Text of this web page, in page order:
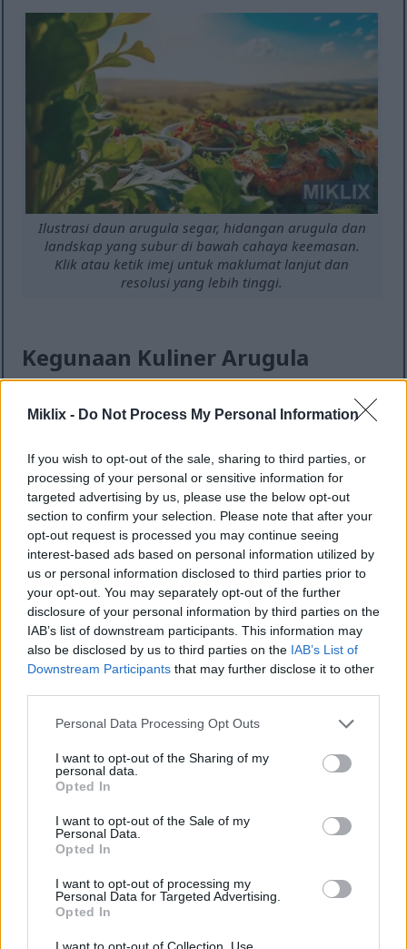
Miklix - Do Not Process My Personal Information
If you wish to opt-out of the sale, sharing to third parties, or
processing of your personal or sensitive information for
targeted advertising by us, please use the below opt-out
section to confirm your selection. Please note that after your
opt-out request is processed you may continue seeing
interest-based ads based on personal information utilized by
us or personal information disclosed to third parties prior to
your opt-out. You may separately opt-out of the further
disclosure of your personal information by third parties on the
IAB’s list of downstream participants. This information may
also be disclosed by us to third parties on the IAB’s List of
Downstream Participants that may further disclose it to other
Please note that this website/app uses one or more Google
not limited to your visit or usage behaviour. You may click to
grant or deny consent to Google and its third-party tags to
use your data for below specified purposes in below Google
consent section.
Personal Data Processing Opt Outs
I want to opt-out of the Sharing of my
personal data.
Opted In
I want to opt-out of the Sale of my
Personal Data.
Opted In
I want to opt-out of processing my
Personal Data for Targeted Advertising.
Opted In
I want to opt-out of Collection, Use,
Ilustrasi daun arugula segar, hidangan arugula dan
landskap yang subur di bawah cahaya keemasan.
Klik atau ketik imej untuk maklumat lanjut dan
resolusi yang lebih tinggi.
Kegunaan Kuliner Arugula
Rasa lada benggala yang dimiliki arugula
menjadikannya sesuai untuk pelbagai hidangan. Ia
anda. Gunakannya mentah dalam salad untuk
tekstur rangup dan warna yang cerah.
Apabila anda memasak dengan arugula, hidangan
anda akan menjadi lebih sedap. Cubalah ia sebagai
topping piza atau campurkan ke dalam pesto. Ia
sesuai dihidangkan dengan sitrus, kacang dan keju,
menjadikannya sesuai untuk salad dan pasta.
Rasa pedas arugula menjadikan sebarang hidangan
lebih menarik. Ia sesuai untuk hidangan sejuk dan
panas. Menambah arugula ke dalam masakan anda
boleh mencetuskan idea baharu di dapur.
Menggabungkan Arugula ke
dalam Diet Anda
Arugula menambahkan rasa pedas pada hidangan
anda. Ia mudah ditambah ke dalam pelbagai
hidangan, menjadikan hidangan anda menarik.
Anda boleh mencuba pelbagai cara untuk
menikmati arugula dalam masakan anda.